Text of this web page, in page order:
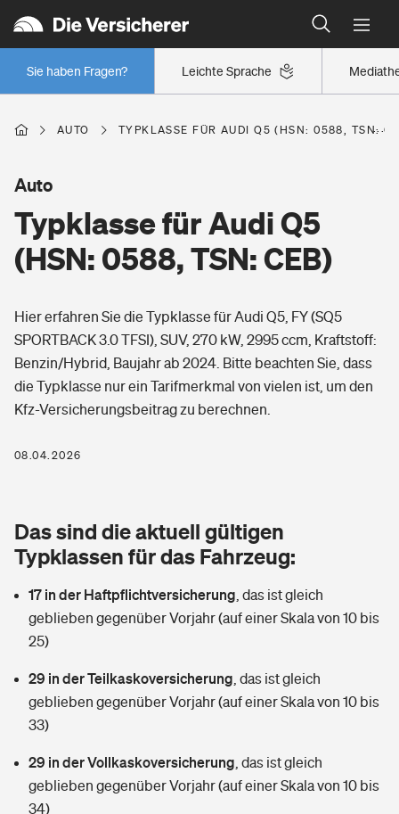
Leichte Sprache
Sie haben Fragen?
Wer versichert was: Jetzt Versicherer finden
Regionalklassen: So ist Ihre Region eingestuft
Wer versichert was: Jetzt Versicherer finden
Berufsunfähigkeitsversicherung
Erwerbsunfähigkeitsversicherung
Grundfähigkeitsversicherung
Arbeitsrechtsschutz
Berufshaftpflichtversicherung
Zur Übersicht
Tools
Wer versichert was: Jetzt Versicherer finden
Sie haben Fragen?
Wohnen
Elementarversicherung
Glasversicherung
Mietkautionsversicherung
Restkreditversicherung
Zur Übersicht
Tools
Freizeit
Pri­vate Haft­pflicht­
Kinderunfall­ver­si­che­rung
Kinderinvalidität
Hundehalter-Haftpflicht
Handyversicherung
Gesundheit
Private Krankenversicherung
Dread-Disease-Versicherung
Tierkrankenversicherung
Zur Übersicht
Tools
Wer versichert was: Jetzt Versicherer finden
Sie haben Fragen?
AUTO TYPKLASSE FÜR AUDI Q5 (HSN: 0588, TSN:
Typklasse für Audi Q5
(HSN: 0588, TSN: CEB)
Auto
Hier erfahren Sie die Typklasse für Audi Q5, FY (SQ5
SPORTBACK 3.0 TFSI), SUV, 270 kW, 2995 ccm, Kraftstoff:
Benzin/Hybrid, Baujahr ab 2024. Bitte beachten Sie, dass
die Typklasse nur ein Tarifmerkmal von vielen ist, um den
Kfz-Versicherungsbeitrag zu berechnen.
08.04.2026
Das sind die aktuell gültigen
Typklassen für das Fahrzeug:
17 in der Haftpflichtversicherung das ist gleich
geblieben gegenüber Vorjahr (auf einer Skala von 10 bis
25)
29 in der Teilkaskoversicherung das ist gleich
geblieben gegenüber Vorjahr (auf einer Skala von 10 bis
33)
29 in der Vollkaskoversicherung das ist gleich
geblieben gegenüber Vorjahr (auf einer Skala von 10 bis
34)